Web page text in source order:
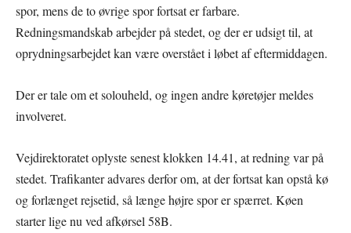
spor, mens de to øvrige spor fortsat er farbare.
Redningsmandskab arbejder på stedet, og der er udsigt til, at
oprydningsarbejdet kan være overstået i løbet af eftermiddagen.
Der er tale om et solouheld, og ingen andre køretøjer meldes
involveret.
Vejdirektoratet oplyste senest klokken 14.41, at redning var på
stedet. Trafikanter advares derfor om, at der fortsat kan opstå kø
og forlænget rejsetid, så længe højre spor er spærret. Køen
starter lige nu ved afkørsel 58B.